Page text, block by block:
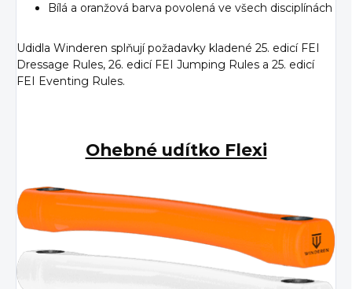
Bílá a oranžová barva povolená ve všech disciplínách
Udidla Winderen splňují požadavky kladené 25. edicí FEI
Dressage Rules, 26. edicí FEI Jumping Rules a 25. edicí
FEI Eventing Rules.
Ohebné udítko Flexi